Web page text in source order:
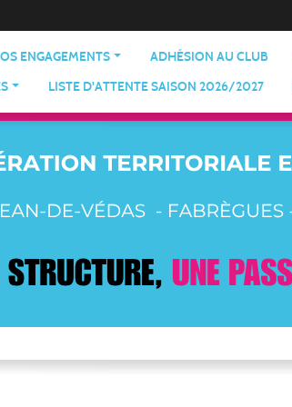
ENGAGEMENTS ADHÉSION AU CLUB
LISTE D'ATTENTE SAISON 2026/2027